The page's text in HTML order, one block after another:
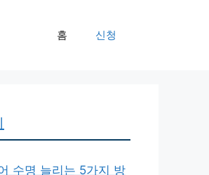
홈 신청
수명 늘리는 5가지 방